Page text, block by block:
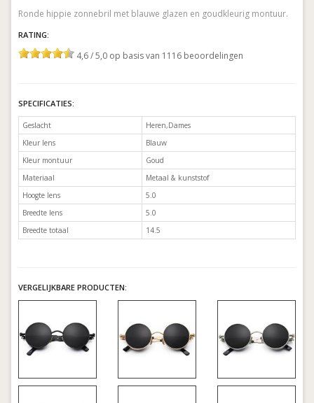
Ronde hippie zonnebril met blauwe glazen en goudkleurig montuur.
RATING:
4,6 / 5,0 op basis van 1116 beoordelingen
SPECIFICATIES:
Geslacht
Heren,Dames
Kleur lens
Blauw
Kleur montuur
Goud
Materiaal
Metaal & kunststof
Hoogte lens
5.0
Breedte lens
5.0
Breedte totaal
14.5
VERGELIJKBARE PRODUCTEN: